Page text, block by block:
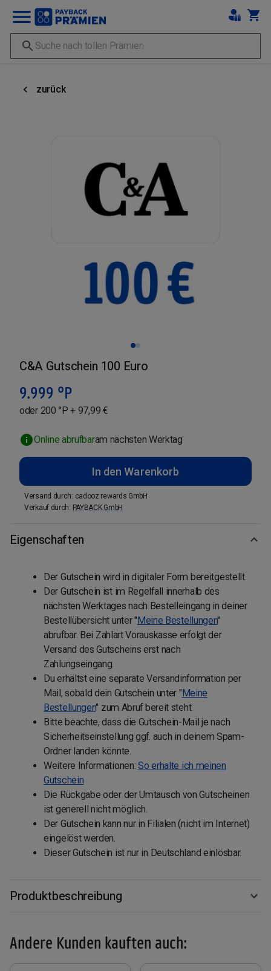
zurück
C&A Gutschein 100 Euro
9.999 °P
oder 200 °P + 97,99 €
Online abrufbaram nächsten Werktag
In den Warenkorb
Versand durch: cadooz rewards GmbH
Verkauf durch: PAYBACK GmbH
Eigenschaften
Der Gutschein wird in digitaler Form bereitgestellt.
Der Gutschein ist im Regelfall innerhalb des
nächsten Werktages nach Bestelleingang in deiner
Bestellübersicht unter "Meine Bestellungen"
abrufbar. Bei Zahlart Vorauskasse erfolgt der
Versand des Gutscheins erst nach
Zahlungseingang.
Du erhältst eine separate Versandinformation per
Mail, sobald dein Gutschein unter "Meine
Bestellungen" zum Abruf bereit steht.
Bitte beachte, dass die Gutschein-Mail je nach
Sicherheitseinstellung ggf. auch in deinem Spam-
Ordner landen könnte.
Weitere Informationen:So erhalte ich meinen
Gutschein
Die Rückgabe oder der Umtausch von Gutscheinen
ist generell nicht möglich.
Der Gutschein kann nur in Filialen (nicht im Internet)
eingelöst werden.
Dieser Gutschein ist nur in Deutschland einlösbar.
Produktbeschreibung
Andere Kunden kauften auch: